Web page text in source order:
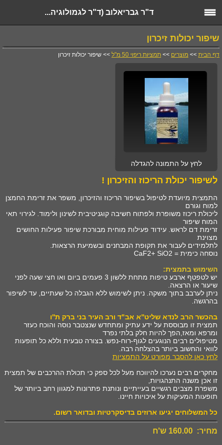
ד"ר גבריאלוב (ד"ר לגמולוגיה...
שיפור יכולות זיכרון
דף הבית >> מוצרים >> תמציות ריפוי 50 מ"ל >> שיפור יכולות זיכרון
לחץ על התמונה להגדלה
לשיפור יכולת הריכוז והזיכרון !
התמצית מיועדת לטיפול בשיפור הריכוז והזיכרון, משפר את זרימת החמצן
למוח וגורם
ליכולת ריכוז משופרת ולפתוח חשיבה קוגניטיבית לשינון ולימוד. לגירוי תאי
המוח שיפור
זרימת דם לראש. עידוד פעילות מוחית מבורכת שיפור פעילות החושים
מצוינת
לתלמידים לעבור את תקופת המבחנים ובשמיעת הרצאות.
נוסחה כימית = CaF2+ SiO2
השימוש בתמצית:
יש לטפטף ארבע טיפות מתחת ללשון 3 פעמים ביום ואו חצי שעה לפני
שיעור או הרצאה.
ניתן לערבב בתוך משקה. ניתן לשימוש ללא הגבלה כל שעתיים, עד לשיפור
בהרגשה.
בהכשר הרב לנדא שליט''א אב"ד ורב העיר בני ברק ת''ו
תמצית זו מבוססת על ידע עתיק ומתחדש שנצטבר נוסה והוכח כעזר
ומרפא ומאז,הפך להיות חלק בלתי נפרד
מטיפולים רבים הנוגעים לגוף-רוח-נפש. בצורה טבעית וללא כל תופעות
לוואי והחשוב ביותר בהצלחה רבה.
לחץ כאן להסבר מפורט על התמציות
מחקרים רבים נערכו להיווכח מעל לכל ספק כי תכולת ההרכבים של תמצית
זו אכן משנה התנהגויות,
משפרת מצבים רגשיים בעייתיים ונותנת פתרונות למגוון רחב ביותר של
תופעות המעיקות על איכויות חיינו.
כל המשלוחים יגיעו ארוזים בדיסקרטיות ובדואר רשום.
מחיר: 160.00 ש'ח